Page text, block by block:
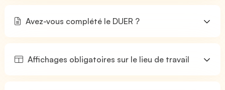
Avez-vous complété le DUER ?
Affichages obligatoires sur le lieu de travail